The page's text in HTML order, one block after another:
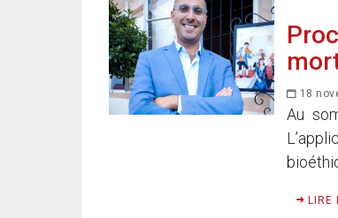
18
Au
LIRE